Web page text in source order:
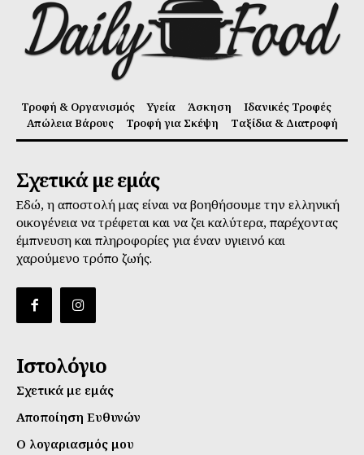
Τροφή & Οργανισμός Υγεία Άσκηση
Ιδανικές Τροφές
Απώλεια Βάρους
Τροφή για Σκέψη Ταξίδια & Διατροφή
Σχετικά με εμάς
Εδώ, η αποστολή μας είναι να βοηθήσουμε την ελληνική
οικογένεια να τρέφεται και να ζει καλύτερα, παρέχοντας
έμπνευση και πληροφορίες για έναν υγιεινό και
χαρούμενο τρόπο ζωής.
Ιστολόγιο
Σχετικά με εμάς
Αποποίηση Ευθυνών
Ο λογαριασμός μου